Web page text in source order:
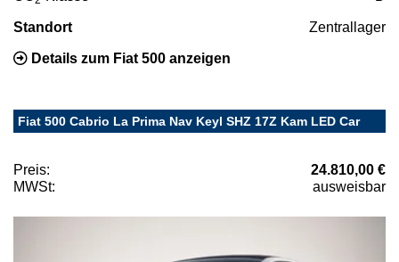
Standort Zentrallager
Details zum Fiat 500 anzeigen
Fiat 500 Cabrio La Prima Nav Keyl SHZ 17Z Kam LED Car
Preis:
24.810,00 €
MWSt:
ausweisbar